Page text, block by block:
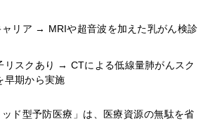
ャリア → MRIや超音波を加えた乳がん検診
リスクあり → CTによる低線量肺がんスク
早期から実施
ド型予防医療」は、医療資源の無駄を省